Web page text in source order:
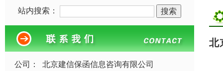
站内搜索：
公司：
北京建信保函信息咨询有限公司
北